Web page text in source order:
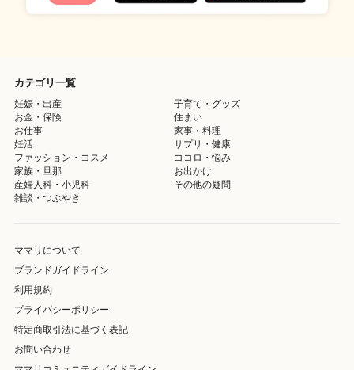
カテゴリ一覧
妊娠・出産
子育て・グッズ
お金・保険
住まい
お仕事
家事・料理
妊活
サプリ・健康
ファッション・コスメ
ココロ・悩み
家族・旦那
お出かけ
産婦人科・小児科
その他の疑問
雑談・つぶやき
ママリについて
ブランドガイドライン
利用規約
プライバシーポリシー
特定商取引法に基づく表記
お問い合わせ